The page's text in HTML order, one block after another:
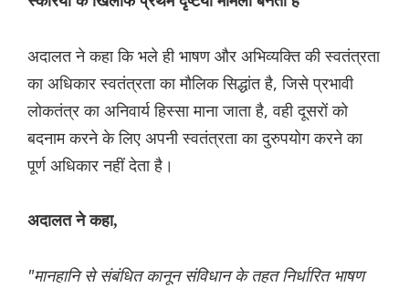
अदालत ने कहा कि भले ही भाषण और अभिव्यक्ति की स्वतंत्रता
का अधिकार स्वतंत्रता का मौलिक सिद्धांत है, जिसे प्रभावी
लोकतंत्र का अनिवार्य हिस्सा माना जाता है, वही दूसरों को
बदनाम करने के लिए अपनी स्वतंत्रता का दुरुपयोग करने का
पूर्ण अधिकार नहीं देता है।
अदालत ने कहा,
"मानहानि से संबंधित कानून संविधान के तहत निर्धारित भाषण